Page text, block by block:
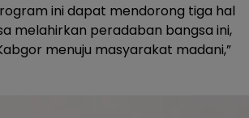
ini dapat mendorong tiga hal
melahirkan peradaban bangsa ini,
menuju masyarakat madani,”